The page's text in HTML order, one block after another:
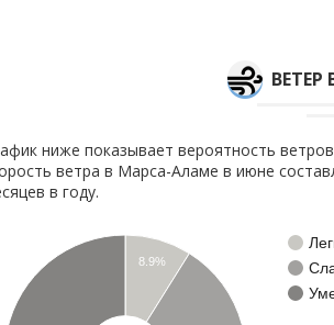
ниже показывает вероятность
ветра в Марса-Аламе в июне
в году.
8.9%